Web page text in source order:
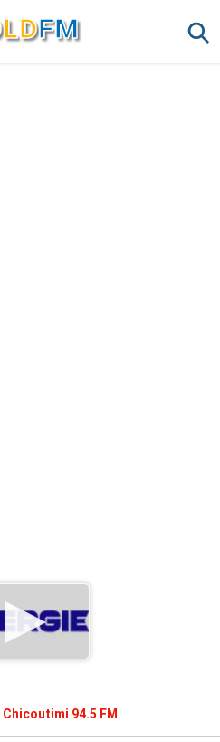
LDFM
Chicoutimi 94.5 FM